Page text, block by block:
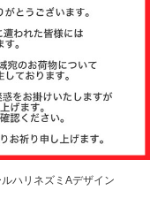
注文履歴
て
ハリネズミAデザイン